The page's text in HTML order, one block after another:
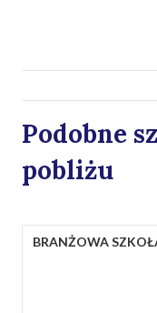
Podobne
pobliżu
BRANŻOWA